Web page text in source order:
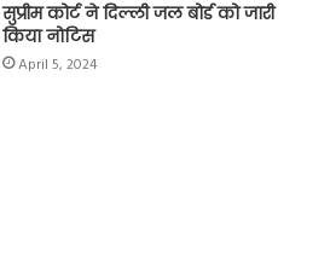
सुप्रीम कोर्ट ने दिल्ली जल बोर्ड को जारी
किया नोटिस
April 5, 2024